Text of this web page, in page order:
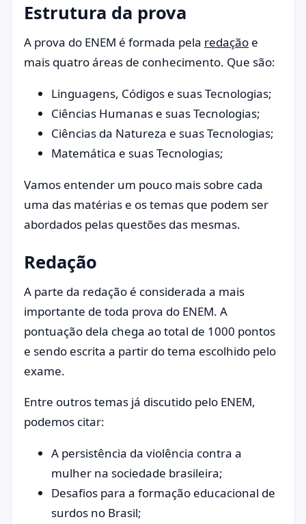
Estrutura da prova
A prova do ENEM é formada pela redação e
mais quatro áreas de conhecimento. Que são:
Linguagens, Códigos e suas Tecnologias;
Ciências Humanas e suas Tecnologias;
Ciências da Natureza e suas Tecnologias;
Matemática e suas Tecnologias;
Vamos entender um pouco mais sobre cada
uma das matérias e os temas que podem ser
abordados pelas questões das mesmas.
Redação
A parte da redação é considerada a mais
importante de toda prova do ENEM. A
pontuação dela chega ao total de 1000 pontos
e sendo escrita a partir do tema escolhido pelo
exame.
Entre outros temas já discutido pelo ENEM,
podemos citar:
A persistência da violência contra a
mulher na sociedade brasileira;
Desafios para a formação educacional de
surdos no Brasil;